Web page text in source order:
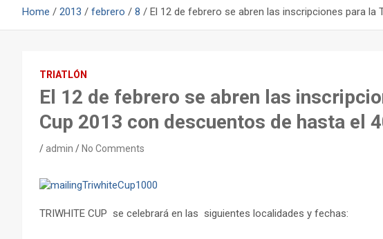
Home 2013 febrero 8 El 12 de febrero se abren las inscripciones para la
TRIATLÓN
El 12 de febrero se abren las
Cup 2013 con descuentos de hasta el
admin No Comments
TRIWHITE CUP se celebrará en las siguientes localidades y fechas: